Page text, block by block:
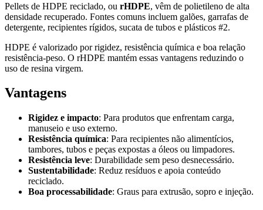
Pellets de HDPE reciclado, ou rHDPE, vêm de polietileno de alta
densidade recuperado. Fontes comuns incluem galões, garrafas de
detergente, recipientes rígidos, sucata de tubos e plásticos #2.
HDPE é valorizado por rigidez, resistência química e boa relação
resistência-peso. O rHDPE mantém essas vantagens reduzindo o
uso de resina virgem.
Vantagens
Rigidez e impacto: Para produtos que enfrentam carga,
manuseio e uso externo.
Resistência química: Para recipientes não alimentícios,
tambores, tubos e peças expostas a óleos ou limpadores.
Resistência leve: Durabilidade sem peso desnecessário.
Sustentabilidade: Reduz resíduos e apoia conteúdo
reciclado.
Boa processabilidade: Graus para extrusão, sopro e injeção.